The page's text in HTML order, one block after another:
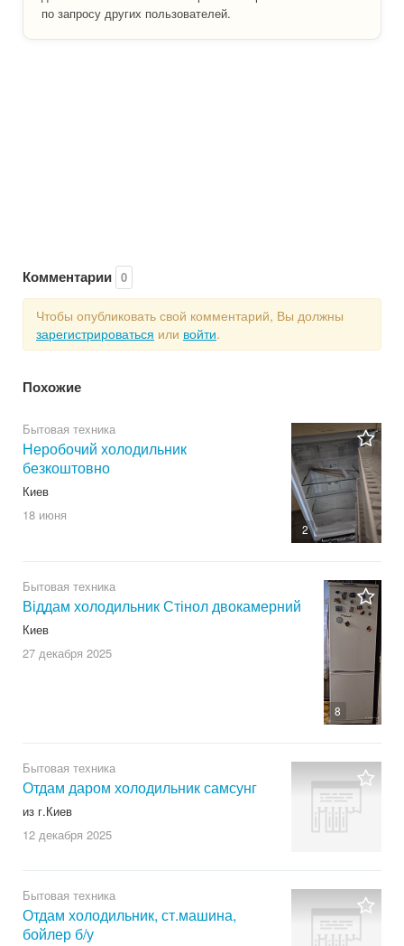
по запросу других пользователей.
Комментарии 0
Чтобы опубликовать свой комментарий, Вы должны
зарегистрироваться или войти.
Похожие
2
Бытовая техника
Неробочий холодильник
безкоштовно
Киев
18 июня
8
Бытовая техника
Віддам холодильник Стінол двокамерний
Киев
27 декабря 2025
Бытовая техника
Отдам даром холодильник самсунг
из г.Киев
12 декабря 2025
Бытовая техника
Отдам холодильник, ст.машина,
бойлер б/у